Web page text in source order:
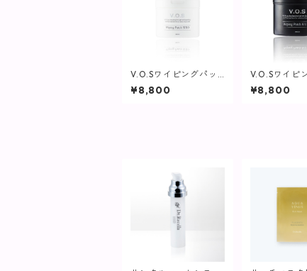
V.O.Sワイピングパッ
チ SIRO(白)230ml(80
枚入り)【SPICARE】
¥8,800
V.O.Sワイピ
チ KURO(黒
0枚入り)【
¥8,800